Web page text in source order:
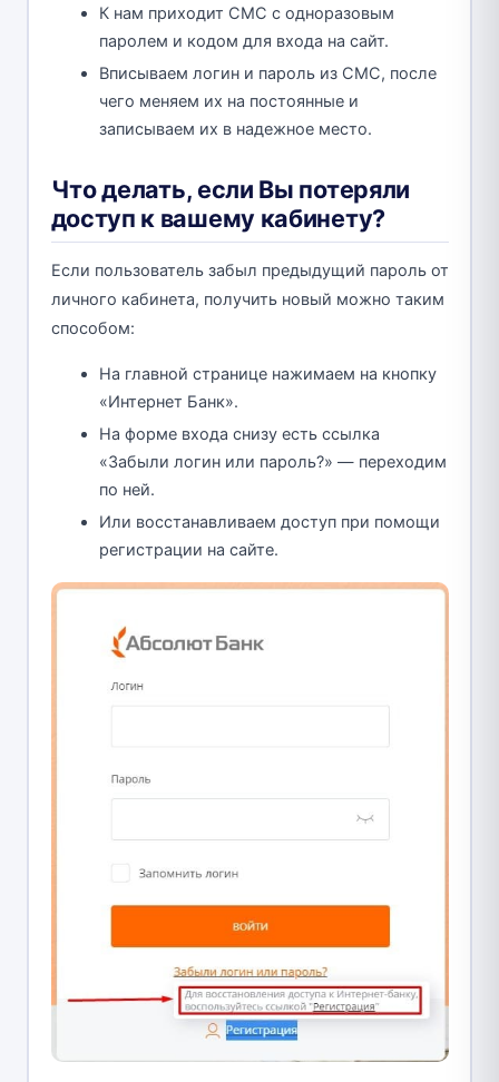
К нам приходит СМС с одноразовым
паролем и кодом для входа на сайт.
Вписываем логин и пароль из СМС, после
чего меняем их на постоянные и
записываем их в надежное место.
Что делать, если Вы потеряли
доступ к вашему кабинету?
Если пользователь забыл предыдущий пароль от
личного кабинета, получить новый можно таким
способом:
На главной странице нажимаем на кнопку
«Интернет Банк».
На форме входа снизу есть ссылка
«Забыли логин или пароль?» — переходим
по ней.
Или восстанавливаем доступ при помощи
регистрации на сайте.